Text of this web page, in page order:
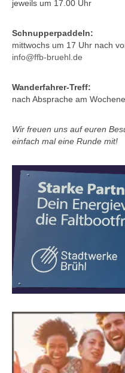
jeweils um 17.00 Uhr
Schnupperpaddeln:
mittwochs um 17 Uhr nach
info@ffb-bruehl.de
Wanderfahrer-Treff:
nach Absprache am
Wir freuen uns auf euren
einfach mal eine Runde mit!